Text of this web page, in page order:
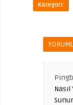
Kategori: